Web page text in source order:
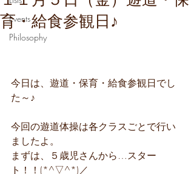
Events
Philosophy
育・給食参観日♪
今日は、遊道・保育・給食参観日でし
た～♪
今回の遊道体操は各クラスごとで行い
ましたよ。
まずは、５歳児さんから…スター
ト！！(*^▽^*)／